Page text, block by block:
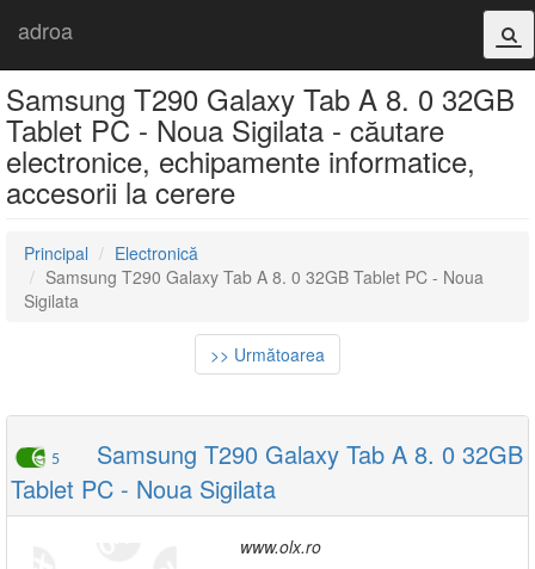
adroa
Samsung T290 Galaxy Tab A 8. 0 32GB
Tablet PC - Noua Sigilata - căutare
electronice, echipamente informatice,
accesorii la cerere
Principal
Electronică
Samsung T290 Galaxy Tab A 8. 0 32GB Tablet PC - Noua
Sigilata
>> Următoarea
5
Samsung T290 Galaxy Tab A 8. 0 32GB
Tablet PC - Noua Sigilata
www.olx.ro